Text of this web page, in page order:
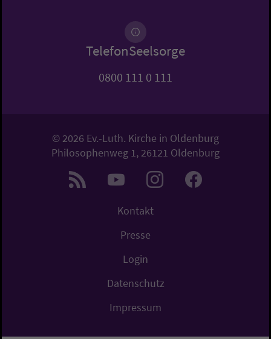
TelefonSeelsorge
0800 111 0 111
© 2026 Ev.-Luth. Kirche in Oldenburg
Philosophenweg 1, 26121 Oldenburg
Kontakt
Presse
Login
Datenschutz
Impressum